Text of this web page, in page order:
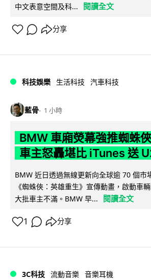
中文表意空間及科...
閱讀全文
分享
科技娛樂 生活科技 汽車科技
藍骨 1 小時
BMW 車廂熒幕強推蜘蛛
車主怒轟堪比 iTunes 送
BMW 近日透過無線更新向全球逾 70 個市
《蜘蛛俠：英雄重生》宣傳動畫，啟動車
大批車主不滿。BMW 早...
閱讀全文
1 分享
3C科技 流動音樂 音樂耳機